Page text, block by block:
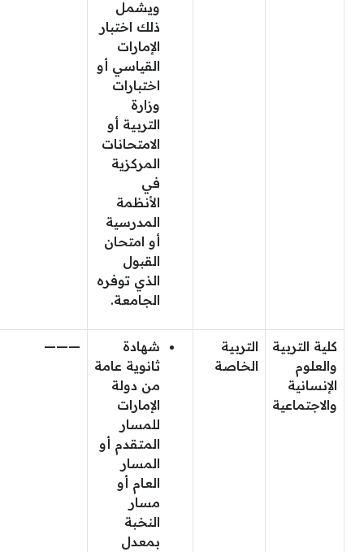
ويشمل
ذلك اختبار
الإمارات
القياسي أو
اختبارات
وزارة
التربية أو
الامتحانات
المركزية
في
الأنظمة
المدرسية
أو امتحان
القبول
الذي توفره
الجامعة.
كلية التربية
والعلوم
الإنسانية
والاجتماعية
التربية
الخاصة
شهادة
ثانوية عامة
من دولة
الإمارات
للمسار
المتقدم أو
المسار
العام أو
مسار
النخبة
بمعدل
———